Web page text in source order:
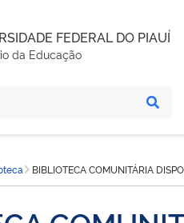
FEDERAL DO PIAUÍ
da Educação
BIBLIOTECA COMUNITÁRIA